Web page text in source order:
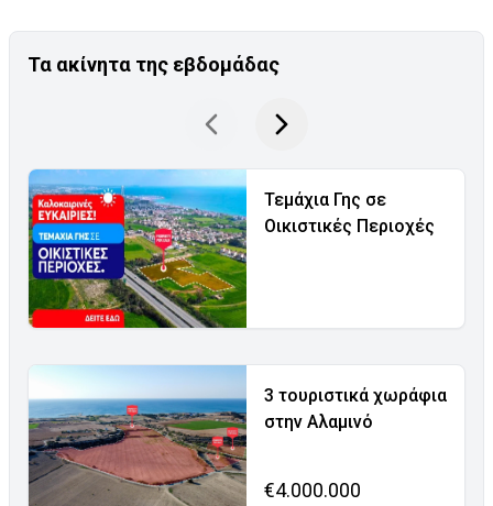
Τα ακίνητα της εβδομάδας
Τεμάχια Γης σε
Οικιστικές Περιοχές
3 τουριστικά χωράφια
στην Αλαμινό
€4.000.000